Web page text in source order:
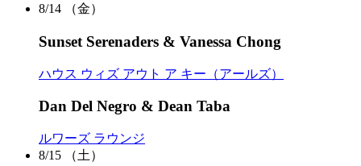
8/14
（金）
Sunset Serenaders & Vanessa Chong
ハウス ウィズ アウト ア キー（アールズ）
Dan Del Negro & Dean Taba
ルワーズ ラウンジ
8/15
（土）